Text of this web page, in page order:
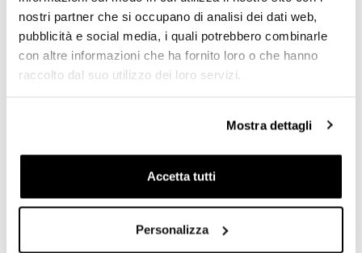
nostri partner che si occupano di analisi dei dati web,
pubblicità e social media, i quali potrebbero combinarle
con altre informazioni che ha fornito loro o che hanno
raccolto dal suo utilizzo dei loro servizi.
Mostra dettagli
Accetta tutti
Personalizza
€ 273,00
Portapacchi posteriore con
€ 273,00